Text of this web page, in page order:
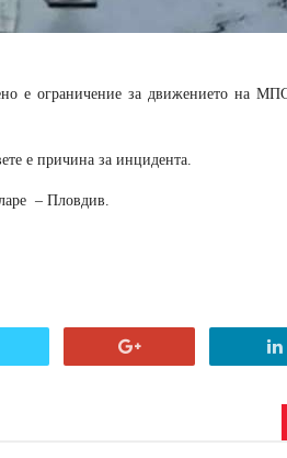
е ограничение за движението на
е причина за инцидента.
– Пловдив.